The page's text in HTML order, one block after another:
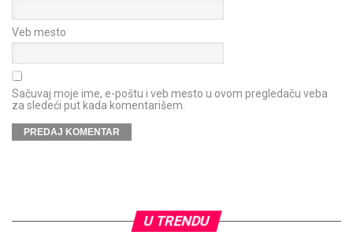
Veb mesto
Sačuvaj moje ime, e-poštu i veb mesto u ovom pregledaču veba
za sledeći put kada komentarišem.
U TRENDU